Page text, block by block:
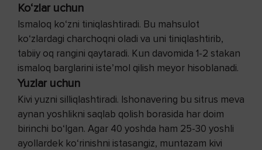
Ko‘zlar uchun
Ismaloq ko‘zni tiniqlashtiradi. Bu mahsulot
ko‘zlardagi charchoqni oladi va uni tiniqlashtirib,
tabiiy oq rangini qaytaradi. Kun davomida 1-2 stakan
ismaloq barglarini iste’mol qilish meyor hisoblanadi.
Yuzlar uchun
Kivi yuzni silliqlashtiradi. Ishonavering bu sitrus meva
aynan yoshlikni saqlab qolish borasida har doim
birinchi bo‘lgan. Agar 40 yoshda ham 25-30 yoshli
ayollardek ko‘rinishni istasangiz, muntazam kivi